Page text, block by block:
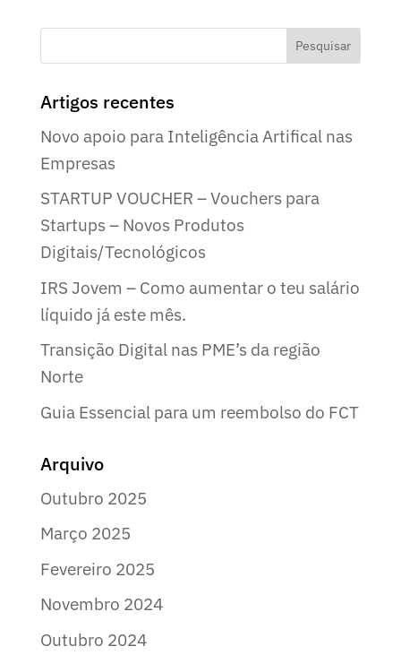
Artigos recentes
Novo apoio para Inteligência Artifical nas
Empresas
STARTUP VOUCHER – Vouchers para
Startups – Novos Produtos
Digitais/Tecnológicos
IRS Jovem – Como aumentar o teu salário
líquido já este mês.
Transição Digital nas PME’s da região
Norte
Guia Essencial para um reembolso do FCT
Arquivo
Outubro 2025
Março 2025
Fevereiro 2025
Novembro 2024
Outubro 2024